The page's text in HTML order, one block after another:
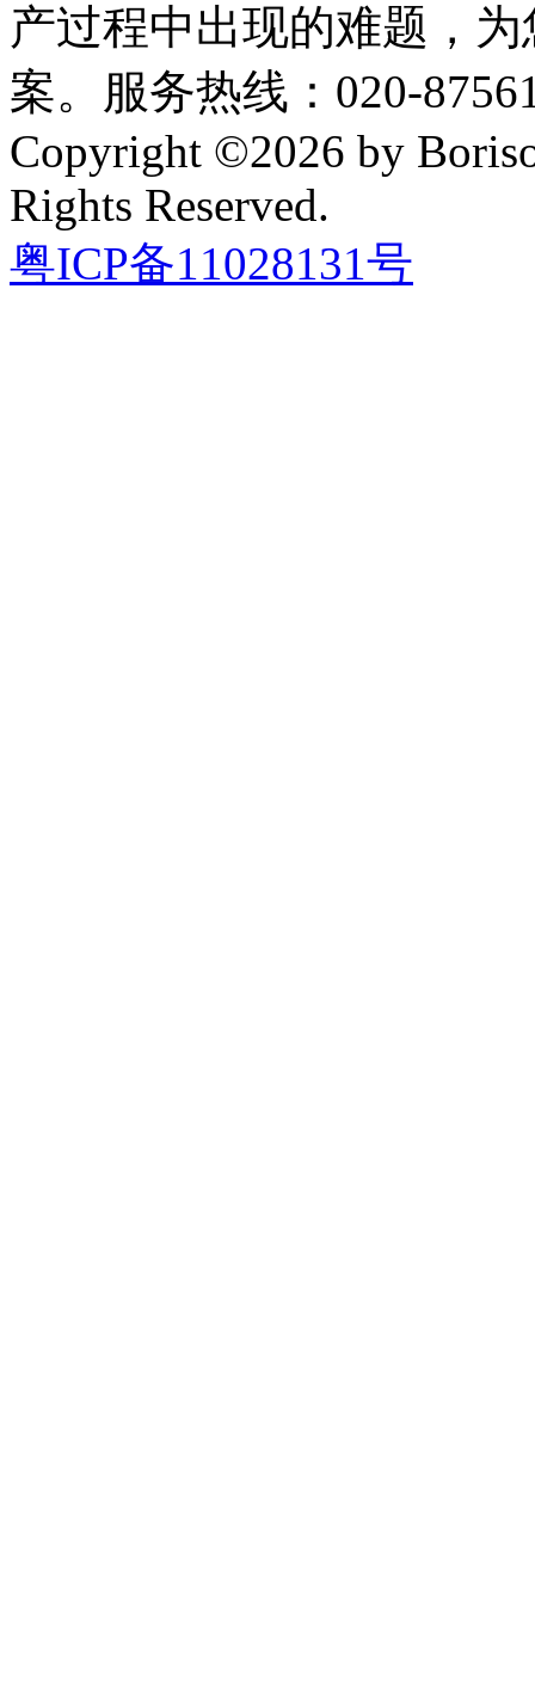
产过程中出现的难题，
案。服务热线：020-
Copyright ©2026 by
Rights Reserved.
粤ICP备11028131号